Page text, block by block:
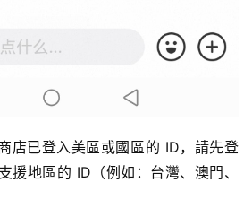
店已登入美區或國區的 ID，請先登
援地區的 ID（例如：台灣、澳門、